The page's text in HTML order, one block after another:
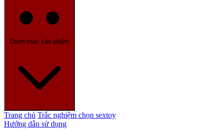
Danh mục sản phẩm
Trang chủ Trắc nghiệm chọn sextoy
Hướng dẫn sử dụng